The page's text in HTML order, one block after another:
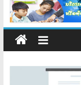
อบรม
คอมพิว